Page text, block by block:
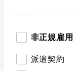
非正規雇用
派遣契約